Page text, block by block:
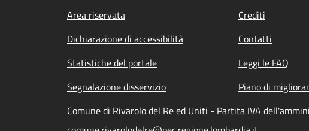
Footer menu
Area riservata Crediti
Dichiarazione di accessibilità
Contatti
Statistiche del portale
Leggi le FAQ
Segnalazione disservizio
Piano di
Comune di Rivarolo del Re ed Uniti - Partita IVA